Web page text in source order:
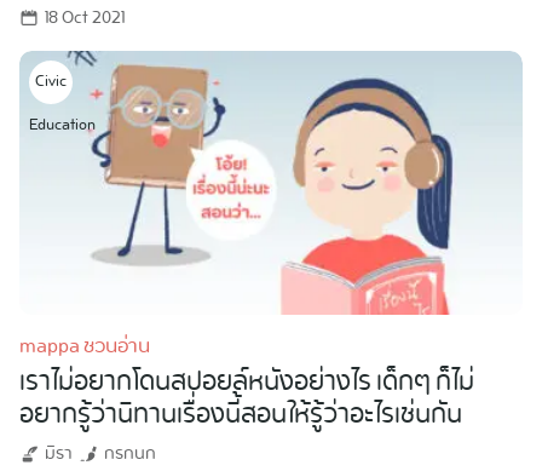
18 Oct 2021
Civic
Education
mappa ชวนอ่าน
เราไม่อยากโดนสปอยล์หนังอย่างไร เด็กๆ ก็ไม่
อยากรู้ว่านิทานเรื่องนี้สอนให้รู้ว่าอะไรเช่นกัน
มิรา กรกนก